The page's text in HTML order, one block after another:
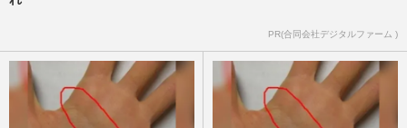
PR(合同会社デジタルファーム )